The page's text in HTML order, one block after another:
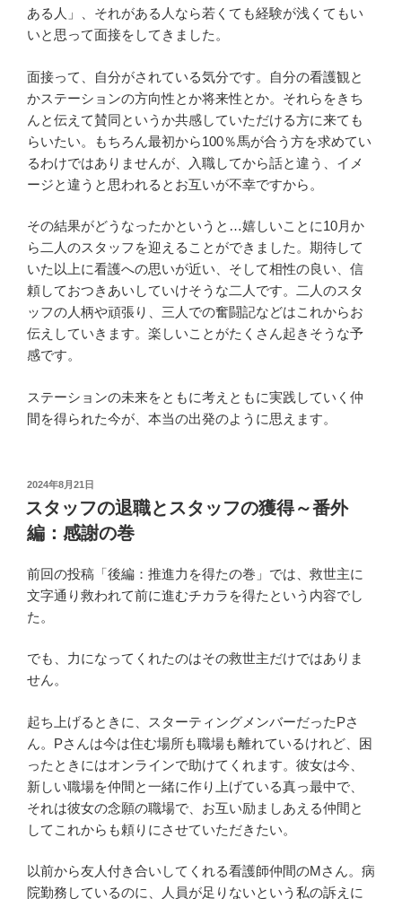
ある人」、それがある人なら若くても経験が浅くてもい
いと思って面接をしてきました。
面接って、自分がされている気分です。自分の看護観と
かステーションの方向性とか将来性とか。それらをきち
んと伝えて賛同というか共感していただける方に来ても
らいたい。もちろん最初から100％馬が合う方を求めてい
るわけではありませんが、入職してから話と違う、イメ
ージと違うと思われるとお互いが不幸ですから。
その結果がどうなったかというと…嬉しいことに10月か
ら二人のスタッフを迎えることができました。期待して
いた以上に看護への思いが近い、そして相性の良い、信
頼しておつきあいしていけそうな二人です。二人のスタ
ッフの人柄や頑張り、三人での奮闘記などはこれからお
伝えしていきます。楽しいことがたくさん起きそうな予
感です。
ステーションの未来をともに考えともに実践していく仲
間を得られた今が、本当の出発のように思えます。
投
稿
日:
2024年8月21日
スタッフの退職とスタッフの獲得～番外
編：感謝の巻
前回の投稿「後編：推進力を得たの巻」では、救世主に
文字通り救われて前に進むチカラを得たという内容でし
た。
でも、力になってくれたのはその救世主だけではありま
せん。
起ち上げるときに、スターティングメンバーだったPさ
ん。Pさんは今は住む場所も職場も離れているけれど、困
ったときにはオンラインで助けてくれます。彼女は今、
新しい職場を仲間と一緒に作り上げている真っ最中で、
それは彼女の念願の職場で、お互い励ましあえる仲間と
してこれからも頼りにさせていただきたい。
以前から友人付き合いしてくれる看護師仲間のMさん。病
院勤務しているのに、人員が足りないという私の訴えに